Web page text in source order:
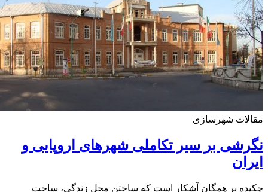
شهرسازی
بر سیر تکاملی شهرهای اروپایی و
بر همگان آشکار است که ساختن محل زندگی، ساخت